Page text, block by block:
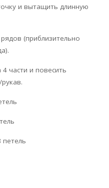
и вытащить длинную
(приблизительно
4 части и повесить